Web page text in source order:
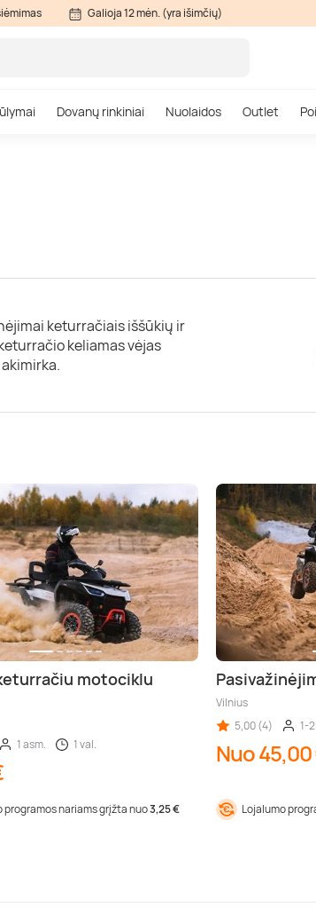
Galioja 12 mėn. (yra išimčių)
Dovanų rinkiniai Nuolaidos Outlet
keturračiais iššūkių ir
keliamas vėjas
motociklu
1 asm. 1 val.
programos nariams grįžta nuo3,25 €
Vilnius
5,00 (4)
1-
Nuo
Lojalumo